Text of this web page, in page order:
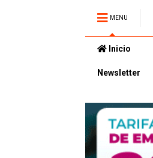
MENU
Inicio
Newsletter